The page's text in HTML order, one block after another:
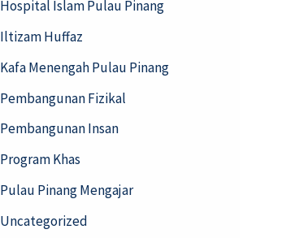
Hospital Islam Pulau Pinang
Iltizam Huffaz
Kafa Menengah Pulau Pinang
Pembangunan Fizikal
Pembangunan Insan
Program Khas
Pulau Pinang Mengajar
Uncategorized